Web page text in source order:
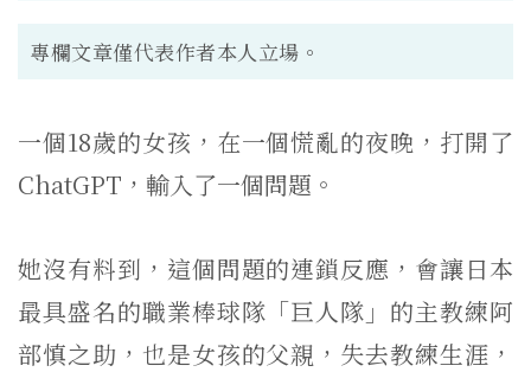
專欄文章僅代表作者本人立場。
一個18歲的女孩，在一個慌亂的夜晚，打開了
ChatGPT，輸入了一個問題。
她沒有料到，這個問題的連鎖反應，會讓日本
最具盛名的職業棒球隊「巨人隊」的主教練阿
部慎之助，也是女孩的父親，失去教練生涯，